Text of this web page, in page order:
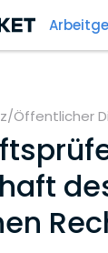
Öffentlicher